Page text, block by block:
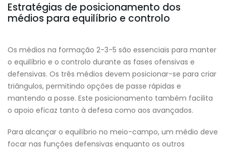
Estratégias de posicionamento dos
médios para equilíbrio e controlo
Os médios na formação 2-3-5 são essenciais para manter
o equilíbrio e o controlo durante as fases ofensivas e
defensivas. Os três médios devem posicionar-se para criar
triângulos, permitindo opções de passe rápidas e
mantendo a posse. Este posicionamento também facilita
o apoio eficaz tanto à defesa como aos avançados.
Para alcançar o equilíbrio no meio-campo, um médio deve
focar nas funções defensivas enquanto os outros